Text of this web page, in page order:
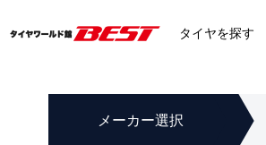
タイヤを探す
メーカー選択